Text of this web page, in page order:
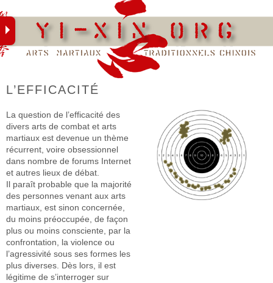
to
content
L’EFFICACITÉ
La question de l’efficacité des
divers arts de combat et arts
martiaux est devenue un thème
récurrent, voire obsessionnel
dans nombre de forums Internet
et autres lieux de débat.
Il paraît probable que la majorité
des personnes venant aux arts
martiaux, est sinon concernée,
du moins préoccupée, de façon
plus ou moins consciente, par la
confrontation, la violence ou
l’agressivité sous ses formes les
plus diverses. Dès lors, il est
légitime de s’interroger sur